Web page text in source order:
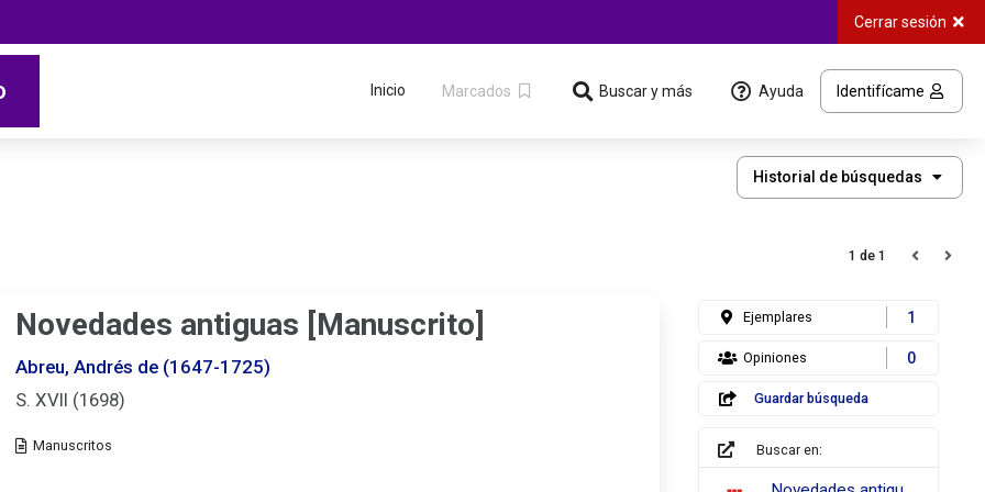
Cerrar sesión
Inicio Marcados Buscar y más Ayuda Identifícame
Historial
de
Historial de búsquedas
1 de 1
Novedades antiguas [Manuscrito]
Abreu, Andrés de (1647-1725)
S. XVII (1698)
Tipo
Ejemplares 1
Opiniones 0
Guardar búsqueda
Buscar en:
REBIUN